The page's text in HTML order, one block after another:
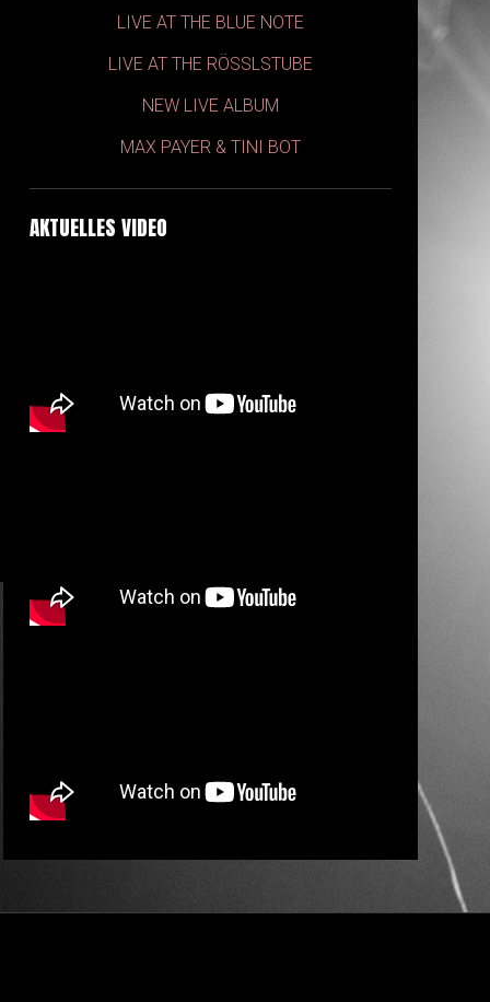
LIVE AT THE BLUE NOTE
LIVE AT THE RÖSSLSTUBE
NEW LIVE ALBUM
MAX PAYER & TINI BOT
AKTUELLES VIDEO